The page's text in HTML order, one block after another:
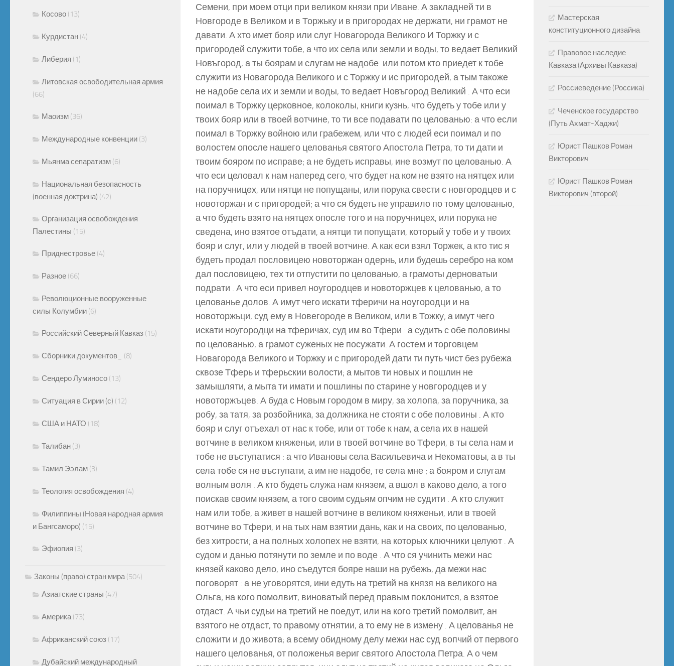
Семени, при моем отци при великом князи при Иване. А закладней ти в
Новгороде в Великом и в Торжьку и в пригородах не держати, ни грамот не
давати. А хто имет бояр или слуг Новагорода Великого И Торжку и с
пригородей служити тобе, а что их села или земли и воды, то ведает Великий
Новъгород, а ты боярам и слугам не надобе: или потом кто приедет к тобе
служити из Новагорода Великого и с Торжку и ис пригородей, а тым такоже
не надобе села их и земли и воды, то ведает Новъгород Великий . А что еси
поимал в Торжку церковное, колоколы, книги кузнь, что будеть у тобе или у
твоих бояр или в твоей вотчине, то ти все подавати по целованью: а что если
поимал в Торжку войною или грабежем, или что с людей еси поимал и по
волостем опосле нашего целованья святого Апостола Петра, то ти дати и
твоим бояром по исправе; а не будеть исправы, ине возмут по целованью. А
что еси целовал к нам наперед сего, что будет на ком не взято на нятцех или
на поручницех, или нятци не попущаны, или порука свести с новгородцев и с
новоторжан и с пригородей; а что ся будеть не управило по тому целованью,
а что будеть взято на нятцех опосле того и на поручницех, или порука не
сведена, ино взятое отъдати, а нятци ти попущати, который у тобе и у твоих
бояр и слуг, или у людей в твоей вотчине. А как еси взял Торжек, а кто тис я
будеть продал пословицею новоторжан одернь, или будешь серебро на ком
дал пословицею, тех ти отпустити по целованью, а грамоты дерноватыи
подрати . А что еси привел ноугородцев и новоторжцев к целованью, а то
целованье долов. А имут чего искати тферичи на ноугородци и на
новоторжьци, суд ему в Новегороде в Великом, или в Тожку; а имут чего
искати ноугородци на тферичах, суд им во Тфери : а судить с обе половины
по целованью, а грамот суженых не посужати. А гостем и торговцем
Новагорода Великого и Торжку и с пригородей дати ти путь чист без рубежа
сквозе Тферь и тферьскии волости; а мытов ти новых и пошлин не
замышляти, а мыта ти имати и пошлины по старине у новгородцев и у
новоторжъцев. А буда с Новым городом в миру, за холопа, за поручника, за
робу, за татя, за розбойника, за должника не стояти с обе половины . А кто
бояр и слуг отъехал от нас к тобе, или от тобе к нам, а села их в нашей
вотчине в великом княженьи, или в твоей вотчине во Тфери, в ты села нам и
тобе не въступатися : а что Ивановы села Васильевича и Некоматовы, а в ты
села тобе ся не въступати, а им не надобе, те села мне ; а бояром и слугам
волным воля . А кто будеть служа нам князем, а вшол в каково дело, а того
поискав своим князем, а того своим судьям опчим не судити . А кто служит
нам или тобе, а живет в нашей вотчине в великом княженьи, или в твоей
вотчине во Тфери, и на тых нам взятии дань, как и на своих, по целованью,
без хитрости; а на полных холопех не взяти, на которых ключники целуют . А
судом и данью потянути по земле и по воде . А что ся учинить межи нас
князей каково дело, ино съедутся бояре наши на рубежь, да межи нас
поговорят : а не уговорятся, ини едуть на третий на князя на великого на
Ольга; на кого помолвит, виноватый перед правым поклонится, а взятое
отдаст. А чьи судьи на третий не поедут, или на кого третий помолвит, ан
взятого не отдаст, то правому отнятии, а то ему не в измену . А целованья не
сложити и до живота; а всему обидному делу межи нас суд вопчий от первого
нашего целованья, от положенья вериг святого Апостола Петра. А о чем
Косово (13)
Курдистан (4)
Либерия (1)
Литовская освободительная армия
(66)
Маоизм (36)
Международные конвенции (3)
Мьянма сепаратизм (6)
Национальная безопасность
(военная доктрина) (42)
Организация освобождения
Палестины (15)
Приднестровье (4)
Разное (66)
Революционные вооруженные
силы Колумбии (6)
Российский Северный Кавказ (15)
Сборники документов_ (8)
Сендеро Луминосо (13)
Ситуация в Сирии (с) (12)
США и НАТО (18)
Талибан (3)
Тамил Ээлам (3)
Теология освобождения (4)
Филиппины (Новая народная армия
и Бангсаморо) (15)
Эфиопия (3)
Законы (право) стран мира (504)
Азиатские страны (47)
Америка (73)
Африканский союз (17)
Дубайский международный
Мастерская
конституционного дизайна
Правовое наследие
Кавказа (Архивы Кавказа)
Россиеведение (Россика)
Чеченское государство
(Путь Ахмат-Хаджи)
Юрист Пашков Роман
Викторович
Юрист Пашков Роман
Викторович (второй)